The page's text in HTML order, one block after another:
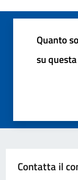
Quanto
su
Contatta il